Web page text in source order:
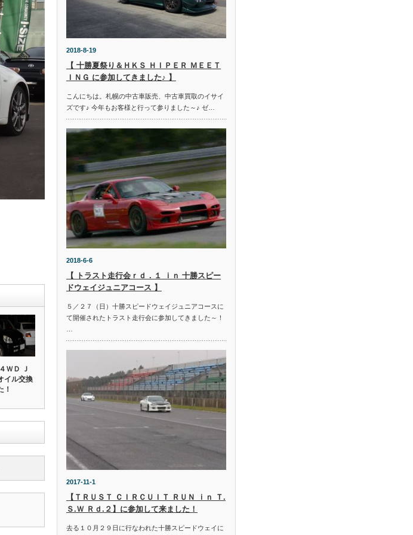
ＷＤ Ｊ
イル交換
！
2018-8-19
【 十勝夏祭り＆ＨＫＳ ＨＩＰＥＲ ＭＥＥＴ
ＩＮＧ に参加してきました♪ 】
こんにちは。札幌の中古車販売、中古車買取のイサイ
ズです♪ 今年もお客様と行って参りました～♪ ゼ…
2018-6-6
【 トラスト走行会ｒｄ．１ ｉｎ 十勝スピー
ドウェイジュニアコース 】
５／２７（日）十勝スピードウェイジュニアコースに
て開催されたトラスト走行会に参加してきました～！
2017-11-1
【ＴＲＵＳＴ ＣＩＲＣＵＩＴ ＲＵＮ ｉｎ Ｔ.
Ｓ.Ｗ Ｒｄ.２】に参加して来ました！
去る１０月２９日に行なわれた十勝スピードウェイに